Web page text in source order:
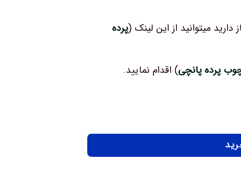
دارید میتوانید از این لینک (پرده
پرده پانچی) اقدام نمایید.